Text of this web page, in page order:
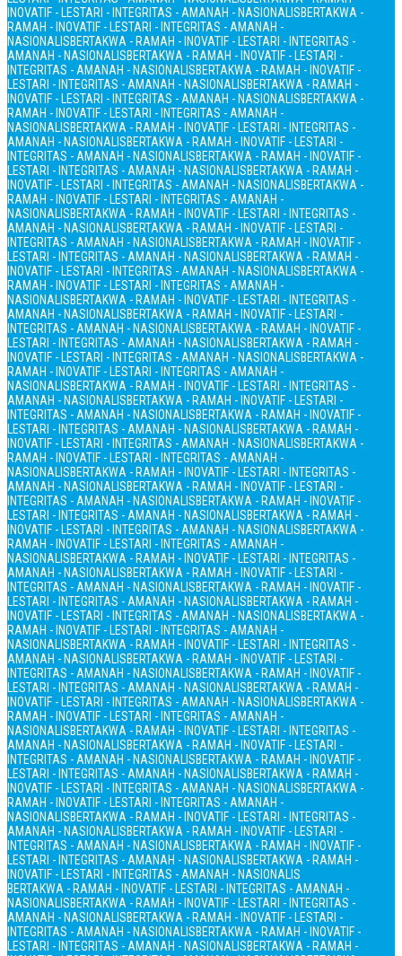
INOVATIF - LESTARI - INTEGRITAS - AMANAH - NASIONALISBERTAKWA -
RAMAH - INOVATIF - LESTARI - INTEGRITAS - AMANAH -
NASIONALISBERTAKWA - RAMAH - INOVATIF - LESTARI - INTEGRITAS -
AMANAH - NASIONALISBERTAKWA - RAMAH - INOVATIF - LESTARI -
INTEGRITAS - AMANAH - NASIONALISBERTAKWA - RAMAH - INOVATIF -
LESTARI - INTEGRITAS - AMANAH - NASIONALISBERTAKWA - RAMAH -
INOVATIF - LESTARI - INTEGRITAS - AMANAH - NASIONALISBERTAKWA -
RAMAH - INOVATIF - LESTARI - INTEGRITAS - AMANAH -
NASIONALISBERTAKWA - RAMAH - INOVATIF - LESTARI - INTEGRITAS -
AMANAH - NASIONALISBERTAKWA - RAMAH - INOVATIF - LESTARI -
INTEGRITAS - AMANAH - NASIONALISBERTAKWA - RAMAH - INOVATIF -
LESTARI - INTEGRITAS - AMANAH - NASIONALISBERTAKWA - RAMAH -
INOVATIF - LESTARI - INTEGRITAS - AMANAH - NASIONALISBERTAKWA -
RAMAH - INOVATIF - LESTARI - INTEGRITAS - AMANAH -
NASIONALISBERTAKWA - RAMAH - INOVATIF - LESTARI - INTEGRITAS -
AMANAH - NASIONALISBERTAKWA - RAMAH - INOVATIF - LESTARI -
INTEGRITAS - AMANAH - NASIONALISBERTAKWA - RAMAH - INOVATIF -
LESTARI - INTEGRITAS - AMANAH - NASIONALISBERTAKWA - RAMAH -
INOVATIF - LESTARI - INTEGRITAS - AMANAH - NASIONALISBERTAKWA -
RAMAH - INOVATIF - LESTARI - INTEGRITAS - AMANAH -
NASIONALISBERTAKWA - RAMAH - INOVATIF - LESTARI - INTEGRITAS -
AMANAH - NASIONALISBERTAKWA - RAMAH - INOVATIF - LESTARI -
INTEGRITAS - AMANAH - NASIONALISBERTAKWA - RAMAH - INOVATIF -
LESTARI - INTEGRITAS - AMANAH - NASIONALISBERTAKWA - RAMAH -
INOVATIF - LESTARI - INTEGRITAS - AMANAH - NASIONALISBERTAKWA -
RAMAH - INOVATIF - LESTARI - INTEGRITAS - AMANAH -
NASIONALISBERTAKWA - RAMAH - INOVATIF - LESTARI - INTEGRITAS -
AMANAH - NASIONALISBERTAKWA - RAMAH - INOVATIF - LESTARI -
INTEGRITAS - AMANAH - NASIONALISBERTAKWA - RAMAH - INOVATIF -
LESTARI - INTEGRITAS - AMANAH - NASIONALISBERTAKWA - RAMAH -
INOVATIF - LESTARI - INTEGRITAS - AMANAH - NASIONALISBERTAKWA -
RAMAH - INOVATIF - LESTARI - INTEGRITAS - AMANAH -
NASIONALISBERTAKWA - RAMAH - INOVATIF - LESTARI - INTEGRITAS -
AMANAH - NASIONALISBERTAKWA - RAMAH - INOVATIF - LESTARI -
INTEGRITAS - AMANAH - NASIONALISBERTAKWA - RAMAH - INOVATIF -
LESTARI - INTEGRITAS - AMANAH - NASIONALISBERTAKWA - RAMAH -
INOVATIF - LESTARI - INTEGRITAS - AMANAH - NASIONALISBERTAKWA -
RAMAH - INOVATIF - LESTARI - INTEGRITAS - AMANAH -
NASIONALISBERTAKWA - RAMAH - INOVATIF - LESTARI - INTEGRITAS -
AMANAH - NASIONALISBERTAKWA - RAMAH - INOVATIF - LESTARI -
INTEGRITAS - AMANAH - NASIONALISBERTAKWA - RAMAH - INOVATIF -
LESTARI - INTEGRITAS - AMANAH - NASIONALISBERTAKWA - RAMAH -
INOVATIF - LESTARI - INTEGRITAS - AMANAH - NASIONALISBERTAKWA -
RAMAH - INOVATIF - LESTARI - INTEGRITAS - AMANAH -
NASIONALISBERTAKWA - RAMAH - INOVATIF - LESTARI - INTEGRITAS -
AMANAH - NASIONALISBERTAKWA - RAMAH - INOVATIF - LESTARI -
INTEGRITAS - AMANAH - NASIONALISBERTAKWA - RAMAH - INOVATIF -
LESTARI - INTEGRITAS - AMANAH - NASIONALISBERTAKWA - RAMAH -
INOVATIF - LESTARI - INTEGRITAS - AMANAH - NASIONALISBERTAKWA -
RAMAH - INOVATIF - LESTARI - INTEGRITAS - AMANAH -
NASIONALISBERTAKWA - RAMAH - INOVATIF - LESTARI - INTEGRITAS -
AMANAH - NASIONALISBERTAKWA - RAMAH - INOVATIF - LESTARI -
INTEGRITAS - AMANAH - NASIONALISBERTAKWA - RAMAH - INOVATIF -
LESTARI - INTEGRITAS - AMANAH - NASIONALISBERTAKWA - RAMAH -
INOVATIF - LESTARI - INTEGRITAS - AMANAH - NASIONALISBERTAKWA -
RAMAH - INOVATIF - LESTARI - INTEGRITAS - AMANAH -
NASIONALISBERTAKWA - RAMAH - INOVATIF - LESTARI - INTEGRITAS -
AMANAH - NASIONALISBERTAKWA - RAMAH - INOVATIF - LESTARI -
INTEGRITAS - AMANAH - NASIONALISBERTAKWA - RAMAH - INOVATIF -
LESTARI - INTEGRITAS - AMANAH - NASIONALISBERTAKWA - RAMAH -
INOVATIF - LESTARI - INTEGRITAS - AMANAH - NASIONALIS
BERTAKWA - RAMAH - INOVATIF - LESTARI - INTEGRITAS - AMANAH -
NASIONALISBERTAKWA - RAMAH - INOVATIF - LESTARI - INTEGRITAS -
AMANAH - NASIONALISBERTAKWA - RAMAH - INOVATIF - LESTARI -
INTEGRITAS - AMANAH - NASIONALISBERTAKWA - RAMAH - INOVATIF -
LESTARI - INTEGRITAS - AMANAH - NASIONALISBERTAKWA - RAMAH -